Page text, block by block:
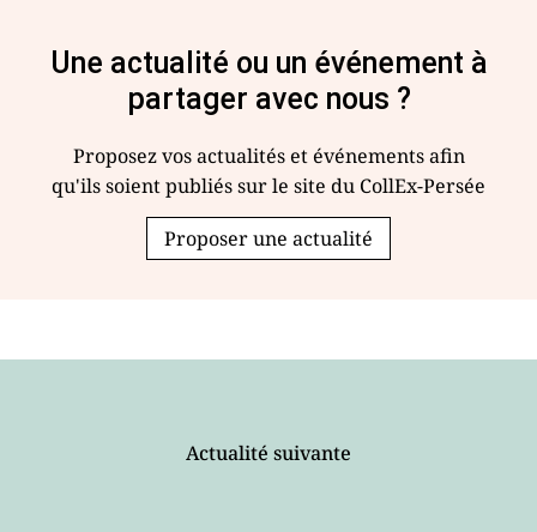
Une actualité ou un événement à
partager avec nous ?
Proposez vos actualités et événements afin
qu'ils soient publiés sur le site du CollEx-Persée
Proposer une actualité
Actualité suivante